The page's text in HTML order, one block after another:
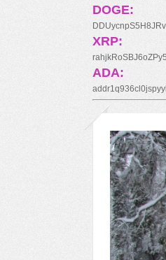
DOGE:
XRP:
ADA: